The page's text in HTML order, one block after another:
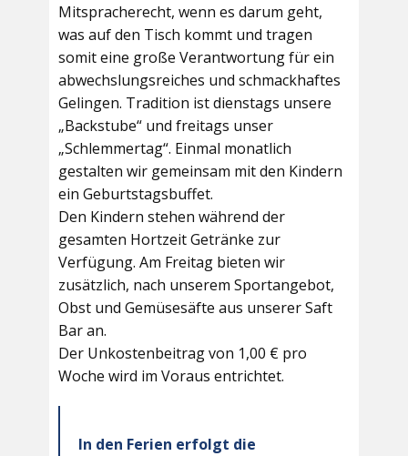
Mitspracherecht, wenn es darum geht,
was auf den Tisch kommt und tragen
somit eine große Verantwortung für ein
abwechslungsreiches und schmackhaftes
Gelingen. Tradition ist dienstags unsere
„Backstube“ und freitags unser
„Schlemmertag“. Einmal monatlich
gestalten wir gemeinsam mit den Kindern
ein Geburtstagsbuffet.
Den Kindern stehen während der
gesamten Hortzeit Getränke zur
Verfügung. Am Freitag bieten wir
zusätzlich, nach unserem Sportangebot,
Obst und Gemüsesäfte aus unserer Saft
Bar an.
Der Unkostenbeitrag von 1,00 € pro
Woche wird im Voraus entrichtet.
In den Ferien erfolgt die